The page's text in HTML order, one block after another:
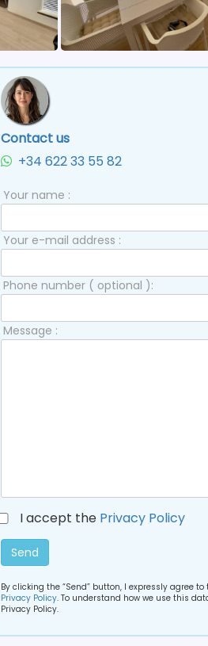
Contact us
+34 622 33 55 82
Your name :
Your e-mail address :
Phone number ( optional ):
Message :
I accept the Privacy Policy
Send
By clicking the “Send” button, I expressly agree
Privacy Policy. To understand how we use this
Privacy Policy.